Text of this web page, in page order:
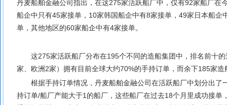
丹麦船舶金融公司指出，在这275家活跃船厂中，仅有92家船厂在
船企中只有45家接单，10家韩国船企中有8家接单，49家日本船企
单，其他地区的60家船企中有4家接单。
这275家活跃船厂分布在195个不同的造船集团中，排名前十
家、欧洲2家）拥有目前全球大约70%的手持订单，而余下185家
根据手持订单情况，丹麦船舶金融公司在活跃船厂中划分出了
持订单/船厂产能大于1的船厂，这些船厂在过去18个月里成功接单